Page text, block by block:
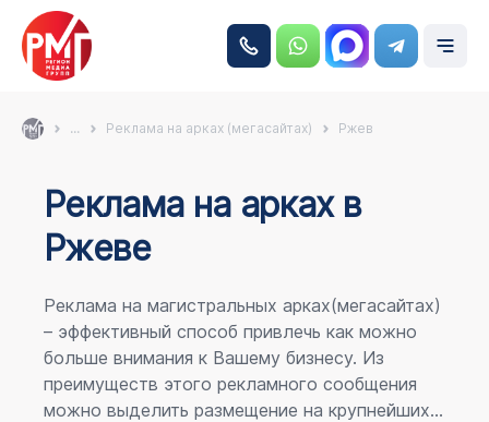
... Реклама на арках (мегасайтах) Ржев
Реклама на аркаx в
Ржеве
Реклама на магистральных арках(мегасайтах)
– эффективный способ привлечь как можно
больше внимания к Вашему бизнесу. Из
преимуществ этого рекламного сообщения
можно выделить размещение на крупнейших